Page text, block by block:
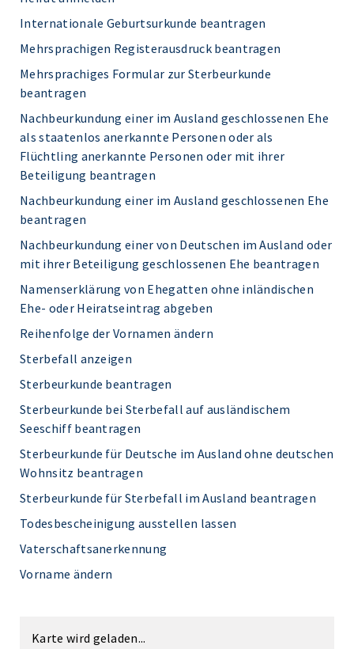
Internationale Geburtsurkunde beantragen
Mehrsprachigen Registerausdruck beantragen
Mehrsprachiges Formular zur Sterbeurkunde
beantragen
Nachbeurkundung einer im Ausland geschlossenen Ehe
als staatenlos anerkannte Personen oder als
Flüchtling anerkannte Personen oder mit ihrer
Beteiligung beantragen
Nachbeurkundung einer im Ausland geschlossenen Ehe
beantragen
Nachbeurkundung einer von Deutschen im Ausland oder
mit ihrer Beteiligung geschlossenen Ehe beantragen
Namenserklärung von Ehegatten ohne inländischen
Ehe- oder Heiratseintrag abgeben
Reihenfolge der Vornamen ändern
Sterbefall anzeigen
Sterbeurkunde beantragen
Sterbeurkunde bei Sterbefall auf ausländischem
Seeschiff beantragen
Sterbeurkunde für Deutsche im Ausland ohne deutschen
Wohnsitz beantragen
Sterbeurkunde für Sterbefall im Ausland beantragen
Todesbescheinigung ausstellen lassen
Vaterschaftsanerkennung
Vorname ändern
Karte wird geladen...